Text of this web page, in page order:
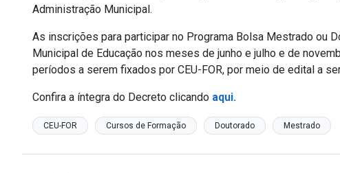
Administração Municipal.
As inscrições para participar no Programa Bolsa Mestrado ou
Municipal de Educação nos meses de junho e julho e de
períodos a serem fixados por CEU-FOR, por meio de edital a
Confira a íntegra do Decreto clicando aqui.
CEU-FOR Cursos de Formação Doutorado Mestrado